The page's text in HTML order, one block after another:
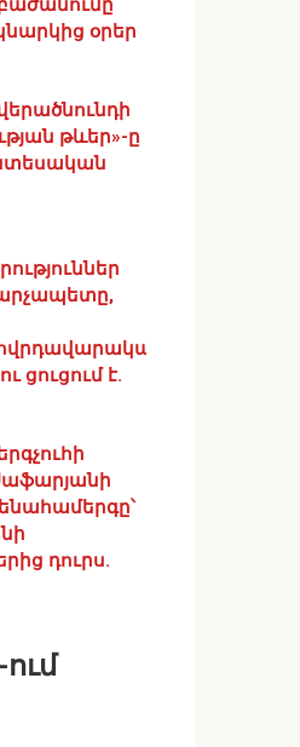
օրեր
թևեր»-ը
ցուցում է.
դուրս.